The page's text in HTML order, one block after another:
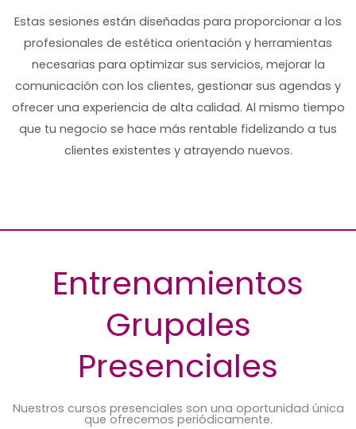
Estas sesiones están diseñadas para proporcionar a los
profesionales de estética orientación y herramientas
necesarias para optimizar sus servicios, mejorar la
comunicación con los clientes, gestionar sus agendas y
ofrecer una experiencia de alta calidad. Al mismo tiempo
que tu negocio se hace más rentable fidelizando a tus
clientes existentes y atrayendo nuevos.
Entrenamientos
Grupales
Presenciales
Nuestros cursos presenciales son una oportunidad única
que ofrecemos periódicamente.